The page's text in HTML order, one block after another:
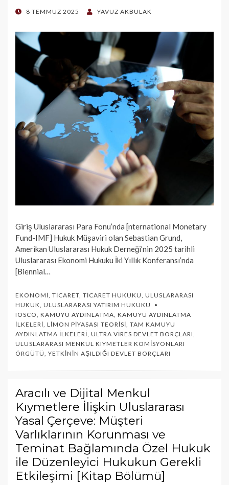
POSTED
8 TEMMUZ 2025 YAVUZ AKBULAK
Giriş Uluslararası Para Fonu’nda [nternational Monetary
Fund-IMF] Hukuk Müşaviri olan Sebastian Grund,
Amerikan Uluslararası Hukuk Derneği’nin 2025 tarihli
Uluslararası Ekonomi Hukuku İki Yıllık Konferansı’nda
[Biennial…
EKONOMI TICARET TICARET HUKUKU ULUSLARARASI
HUKUK ULUSLARARASI YATIRIM HUKUKU
IOSCO KAMUYU AYDINLATMA KAMUYU AYDINLATMA
İLKELERI LIMON PIYASASI TEORISI TAM KAMUYU
AYDINLATMA İLKELERI ULTRA VIRES DEVLET BORÇLARI
ULUSLARARASI MENKUL KIYMETLER KOMISYONLARI
ÖRGÜTÜ YETKININ AŞILDIĞI DEVLET BORÇLARI
Aracılı ve Dijital Menkul
Kıymetlere İlişkin Uluslararası
Yasal Çerçeve: Müşteri
Varlıklarının Korunması ve
Teminat Bağlamında Özel Hukuk
ile Düzenleyici Hukukun Gerekli
Etkileşimi [Kitap Bölümü]